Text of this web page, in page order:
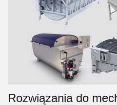
Rozwiązania do